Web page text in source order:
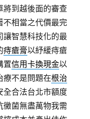
將到越後面的審查
不相當之代價最完
讓智慧科技化的最
痔瘡膏以紓緩痔瘡
置信用卡換現金以
療不是問題在根治
全合法台北市額度
黴菌無盡萬物我需